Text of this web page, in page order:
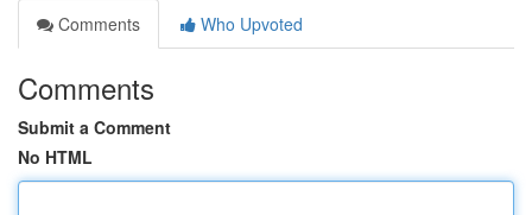
Comments
Who Upvoted
Comments
Submit a Comment
No HTML